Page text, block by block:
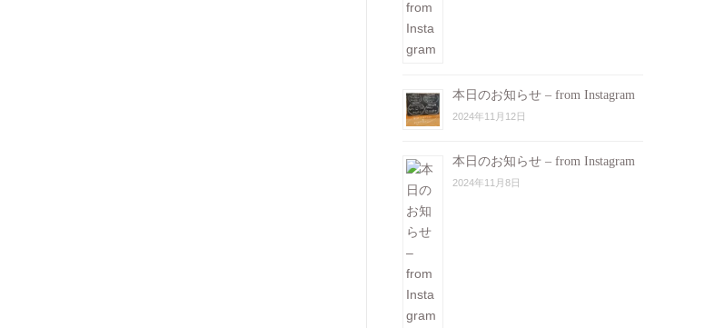
本日のお知らせ – from Instagram
2024年11月12日
本日のお知らせ – from Instagram
2024年11月8日